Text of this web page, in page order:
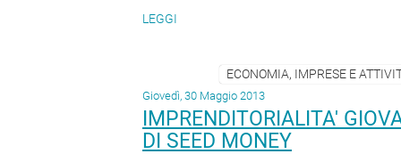
LEGGI
ECONOMIA, IMPRESE E
Giovedì, 30 Maggio 2013
IMPRENDITORIALITA'
DI SEED MONEY